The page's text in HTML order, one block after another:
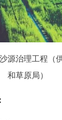
治理工程（
和草原局）